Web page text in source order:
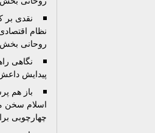
نقدی بر
نظام
روحانی
نگاهی
پیدایش
باز هم
اسلام سخن
چهارچوبی